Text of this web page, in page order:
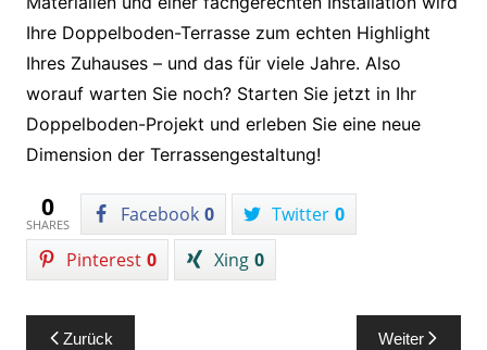
Ihre Doppelboden-Terrasse zum echten Highlight
Ihres Zuhauses – und das für viele Jahre. Also
worauf warten Sie noch? Starten Sie jetzt in Ihr
Doppelboden-Projekt und erleben Sie eine neue
Dimension der Terrassengestaltung!
0
SHARES Facebook 0 Twitter 0
Pinterest 0 Xing 0
Beitragsnavigation
Zurück Weiter